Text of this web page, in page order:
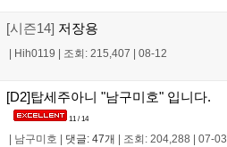
[시즌14] 저장용
Hih0119 조회: 215,407 08-12
[D2]탑세주아니 "남구미호" 입니다.
11 / 14
남구미호 댓글: 47개 조회: 204,288 07-03